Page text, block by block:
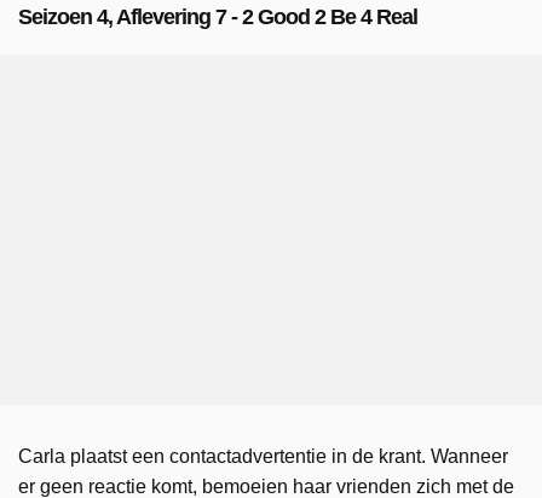
Seizoen 4, Aflevering 7 - 2 Good 2 Be 4 Real
Carla plaatst een contactadvertentie in de krant. Wanneer
er geen reactie komt, bemoeien haar vrienden zich met de